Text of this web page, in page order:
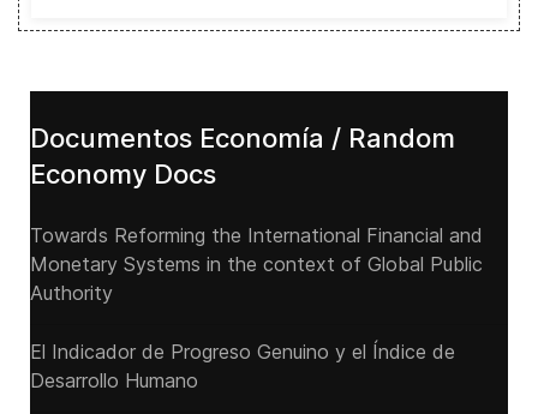
Documentos Economía / Random
Economy Docs
Towards Reforming the International Financial and
Monetary Systems in the context of Global Public
Authority
El Indicador de Progreso Genuino y el Índice de
Desarrollo Humano